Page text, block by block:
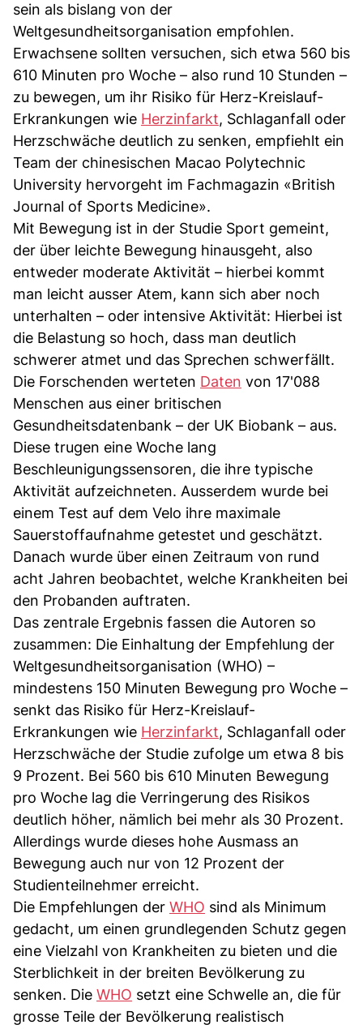
sein als bislang von der
Weltgesundheitsorganisation empfohlen.
Erwachsene sollten versuchen, sich etwa 560 bis
610 Minuten pro Woche – also rund 10 Stunden –
zu bewegen, um ihr Risiko für Herz-Kreislauf-
Erkrankungen wie Herzinfarkt, Schlaganfall oder
Herzschwäche deutlich zu senken, empfiehlt ein
Team der chinesischen Macao Polytechnic
University hervorgeht im Fachmagazin «British
Journal of Sports Medicine».
Mit Bewegung ist in der Studie Sport gemeint,
der über leichte Bewegung hinausgeht, also
entweder moderate Aktivität – hierbei kommt
man leicht ausser Atem, kann sich aber noch
unterhalten – oder intensive Aktivität: Hierbei ist
die Belastung so hoch, dass man deutlich
schwerer atmet und das Sprechen schwerfällt.
Die Forschenden werteten Daten von 17'088
Menschen aus einer britischen
Gesundheitsdatenbank – der UK Biobank – aus.
Diese trugen eine Woche lang
Beschleunigungssensoren, die ihre typische
Aktivität aufzeichneten. Ausserdem wurde bei
einem Test auf dem Velo ihre maximale
Sauerstoffaufnahme getestet und geschätzt.
Danach wurde über einen Zeitraum von rund
acht Jahren beobachtet, welche Krankheiten bei
den Probanden auftraten.
Das zentrale Ergebnis fassen die Autoren so
zusammen: Die Einhaltung der Empfehlung der
Weltgesundheitsorganisation (WHO) –
mindestens 150 Minuten Bewegung pro Woche –
senkt das Risiko für Herz-Kreislauf-
Erkrankungen wie Herzinfarkt, Schlaganfall oder
Herzschwäche der Studie zufolge um etwa 8 bis
9 Prozent. Bei 560 bis 610 Minuten Bewegung
pro Woche lag die Verringerung des Risikos
deutlich höher, nämlich bei mehr als 30 Prozent.
Allerdings wurde dieses hohe Ausmass an
Bewegung auch nur von 12 Prozent der
Studienteilnehmer erreicht.
Die Empfehlungen der WHO sind als Minimum
gedacht, um einen grundlegenden Schutz gegen
eine Vielzahl von Krankheiten zu bieten und die
Sterblichkeit in der breiten Bevölkerung zu
senken. Die WHO setzt eine Schwelle an, die für
grosse Teile der Bevölkerung realistisch